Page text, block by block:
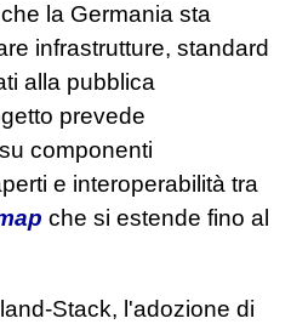
la Germania sta
infrastrutture, standard
alla pubblica
prevede
componenti
e interoperabilità tra
che si estende fino al
l'adozione di